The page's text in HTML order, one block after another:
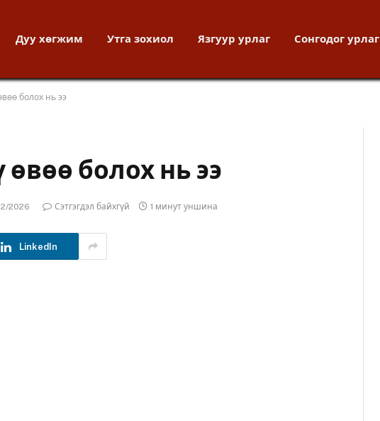
Дуу хөгжим Утга зохиол Язгуур урлаг Сонгодог урлаг
болох нь ээ
болох нь ээ
2026 Сэтгэгдэл байхгүй 1 минут уншина
LinkedIn